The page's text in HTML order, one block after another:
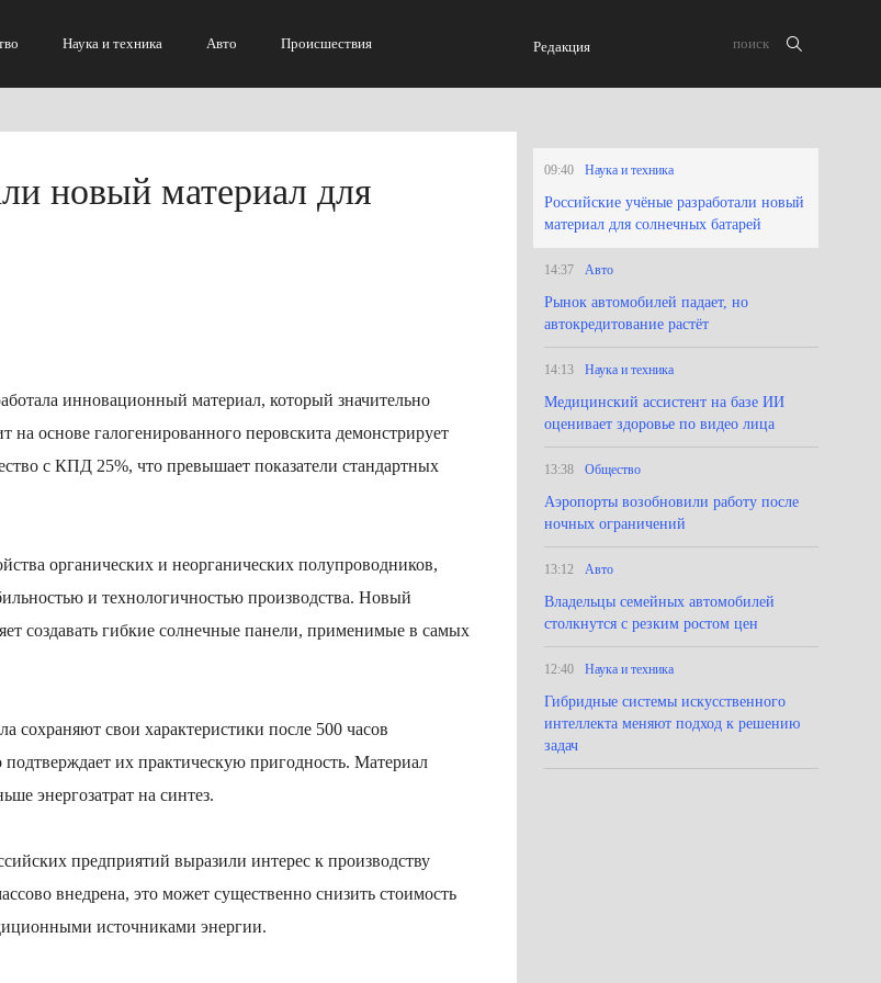
Наука и техника Авто Происшествия Редакция
новый материал для
инновационный материал, который значительно
основе галогенированного перовскита демонстрирует
с КПД 25%, что превышает показатели стандартных
органических и неорганических полупроводников,
и технологичностью производства. Новый
создавать гибкие солнечные панели, применимые в самых
сохраняют свои характеристики после 500 часов
их практическую пригодность. Материал
энергозатрат на синтез.
предприятий выразили интерес к производству
внедрена, это может существенно снизить стоимость
источниками энергии.
09:40 Наука и техника
Российские учёные разработали новый
материал для солнечных батарей
14:37 Авто
Рынок автомобилей падает, но
автокредитование растёт
14:13 Наука и техника
Медицинский ассистент на базе ИИ
оценивает здоровье по видео лица
13:38 Общество
Аэропорты возобновили работу после
ночных ограничений
13:12 Авто
Владельцы семейных автомобилей
столкнутся с резким ростом цен
12:40 Наука и техника
Гибридные системы искусственного
интеллекта меняют подход к решению
задач